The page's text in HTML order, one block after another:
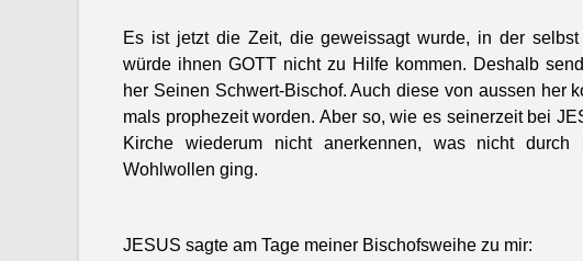
Es ist jet­zt die Zeit, die geweis­sagt wurde, in der selb­st
würde ihnen GOTT nicht zu Hil­fe kom­men. Deshalb
her Seinen Schw­ert-Bischof. Auch diese von aussen her
mals prophezeit wor­den. Aber so, wie es sein­erzeit bei
Kirche wiederum nicht anerken­nen, was nicht
Wohlwollen ging.
JESUS sagte am Tage mein­er Bischof­swei­he zu mir: